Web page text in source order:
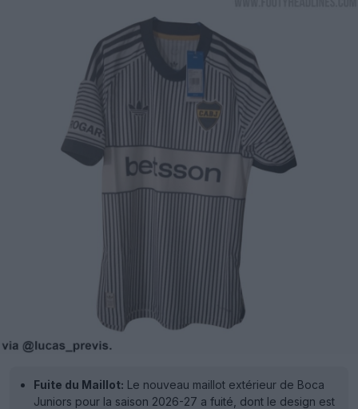
Fuite du Maillot: Le nouveau maillot extérieur de Boca
Juniors pour la saison 2026-27 a fuité, dont le design est